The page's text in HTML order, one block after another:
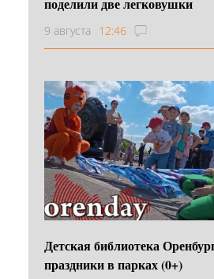
9 августа 12:46
Детская библиотека
праздники в парках (0+)